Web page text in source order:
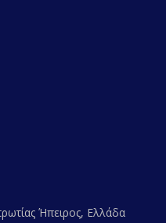
Ήπειρος, Ελλάδα